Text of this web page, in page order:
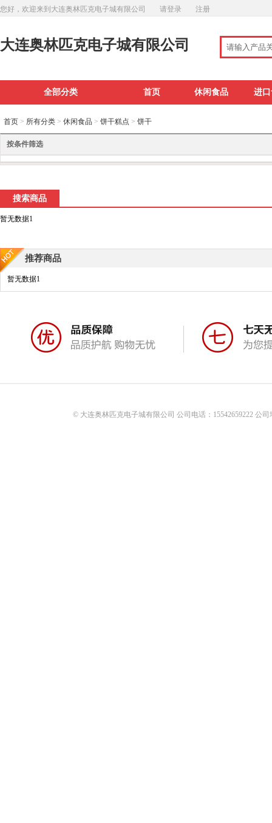
您好，欢迎来到大连奥林匹克电子城有限公司 请登录 注册
大连奥林匹克电子城有限公司
全部分类 首页 休闲食品 进
首页 > 所有分类 > 休闲食品 > 饼干糕点 > 饼干
按条件筛选
搜索商品
暂无数据1
推荐商品
暂无数据1
© 大连奥林匹克电子城有限公司 公司电话：15542659222 公